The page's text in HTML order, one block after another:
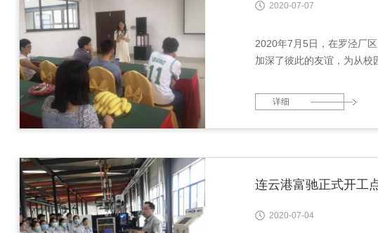
2020-07-07
2020年7月5日，在罗泾厂
加深了彼此的友谊，为从校
详细
连云港富驰正式开工
2020-07-04